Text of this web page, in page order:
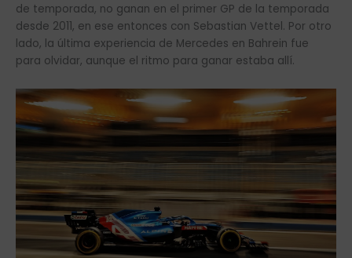
de temporada, no ganan en el primer GP de la temporada
desde 2011, en ese entonces con Sebastian Vettel. Por otro
lado, la última experiencia de Mercedes en Bahrein fue
para olvidar, aunque el ritmo para ganar estaba allí.